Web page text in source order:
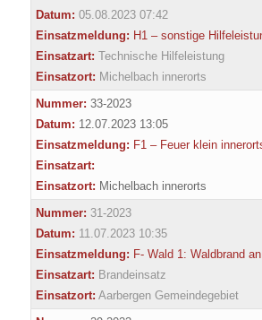
Datum: 05.08.2023 07:42
Einsatzmeldung: H1 – sonstige
Einsatzart: Technische Hilfeleistung
Einsatzort: Michelbach innerorts
Nummer: 33-2023
Datum: 12.07.2023 13:05
Einsatzmeldung: F1 – Feuer klein
Einsatzart:
Einsatzort: Michelbach innerorts
Nummer: 31-2023
Datum: 11.07.2023 10:35
Einsatzmeldung: F- Wald 1: Waldbrand
Einsatzart: Brandeinsatz
Einsatzort: Aarbergen Gemeindegebiet